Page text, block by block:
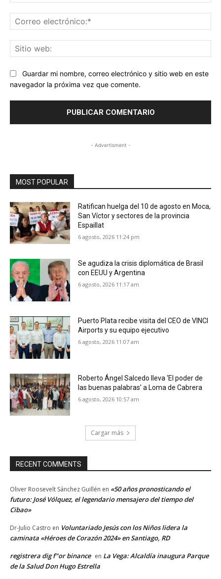
Guardar mi nombre, correo electrónico y sitio web en este
navegador la próxima vez que comente.
- Advertisment -
MOST POPULAR
Ratifican huelga del 10 de agosto en Moca,
San Víctor y sectores de la provincia
Espaillat
6 agosto, 2026 11:24 pm
Se agudiza la crisis diplomática de Brasil
con EEUU y Argentina
6 agosto, 2026 11:17 am
Puerto Plata recibe visita del CEO de VINCI
Airports y su equipo ejecutivo
6 agosto, 2026 11:07 am
Roberto Ángel Salcedo lleva ‘El poder de
las buenas palabras’ a Loma de Cabrera
6 agosto, 2026 10:57 am
Cargar más
RECENT COMMENTS
Oliver Roosevelt Sánchez Guillén en «50 años pronosticando el
futuro: José Vólquez, el legendario mensajero del tiempo del
Cibao»
Dr-Julio Castro en Voluntariado Jesús con los Niños lidera la
caminata «Héroes de Corazón 2024» en Santiago, RD
registrera dig f"or binance en La Vega: Alcaldía inaugura Parque
de la Salud Don Hugo Estrella